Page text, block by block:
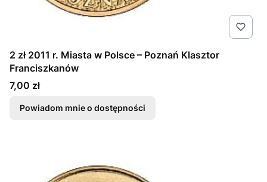
2 zł 2011 r. Miasta w Polsce – Poznań Klasztor
Franciszkanów
Cena
7,00 zł
Powiadom mnie o dostępności